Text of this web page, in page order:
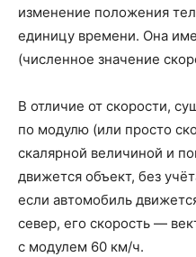
изменение положения
единицу времени. Она
(численное значение
В отличие от скорости,
по модулю (или просто
скалярной величиной и
движется объект, без
если автомобиль
север, его скорость —
с модулем 60 км/ч.